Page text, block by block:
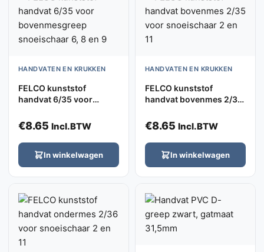
HANDVATEN EN KRUKKEN
FELCO kunststof
handvat 6/35 voor
snoeischaar 6, 8 en 9
€8.65 Incl.BTW
In winkelwagen
HANDVATEN EN KRUKKEN
FELCO kunststof
handvat bovenmes 2/35
€8.65 Incl.BTW
In winkelwagen